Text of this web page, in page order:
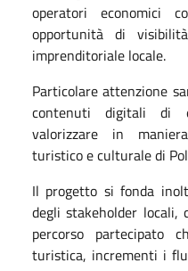
operatori economici
opportunità di
imprenditoriale locale.
Particolare attenzione
contenuti digitali di
valorizzare in
turistico e culturale di
Il progetto si fonda
degli stakeholder locali,
percorso partecipato
turistica, incrementi i